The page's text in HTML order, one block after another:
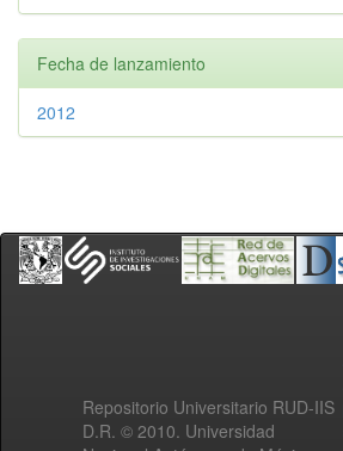
Fecha de lanzamiento
2012
Repositorio Universitario RUD-IIS
D.R. © 2010. Universidad